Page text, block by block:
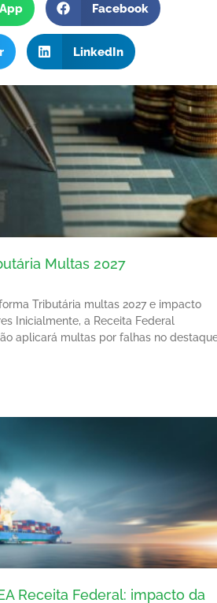
Facebook
LinkedIn
Multas 2027
Tributária multas 2027 e impacto
Inicialmente, a Receita Federal
aplicará multas por falhas no
Receita Federal: impacto da